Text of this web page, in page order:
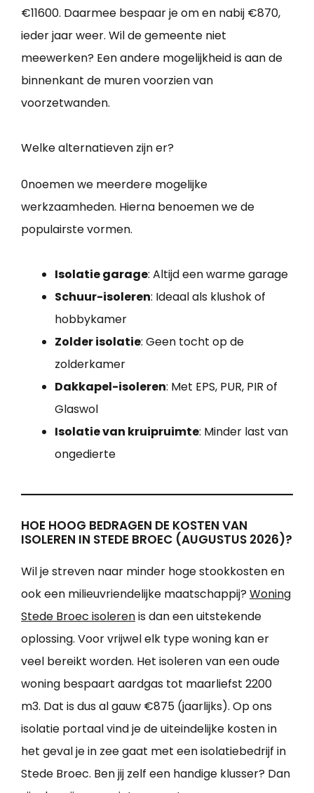
€11600. Daarmee bespaar je om en nabij €870,
ieder jaar weer. Wil de gemeente niet
meewerken? Een andere mogelijkheid is aan de
binnenkant de muren voorzien van
voorzetwanden.
Welke alternatieven zijn er?
0noemen we meerdere mogelijke
werkzaamheden. Hierna benoemen we de
populairste vormen.
Isolatie garage: Altijd een warme garage
Schuur-isoleren: Ideaal als klushok of
hobbykamer
Zolder isolatie: Geen tocht op de
zolderkamer
Dakkapel-isoleren: Met EPS, PUR, PIR of
Glaswol
Isolatie van kruipruimte: Minder last van
ongedierte
HOE HOOG BEDRAGEN DE KOSTEN VAN
ISOLEREN IN STEDE BROEC (AUGUSTUS 2026)?
Wil je streven naar minder hoge stookkosten en
ook een milieuvriendelijke maatschappij? Woning
Stede Broec isolerenis dan een uitstekende
oplossing. Voor vrijwel elk type woning kan er
veel bereikt worden. Het isoleren van een oude
woning bespaart aardgas tot maarliefst 2200
m3. Dat is dus al gauw €875 (jaarlijks). Op ons
isolatie portaal vind je de uiteindelijke kosten in
het geval je in zee gaat met een isolatiebedrijf in
Stede Broec. Ben jij zelf een handige klusser? Dan